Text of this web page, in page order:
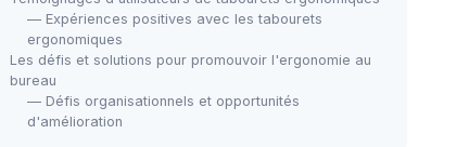
— Expériences positives avec les tabourets
ergonomiques
Les défis et solutions pour promouvoir l'ergonomie au
bureau
— Défis organisationnels et opportunités
d'amélioration